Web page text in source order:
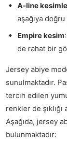
A-line
aşağıya
Empire kesim
de rahat bir
Jersey abiye
sunulmaktadır.
tercih edilen
renkler de
Aşağıda, jersey
bulunmaktadır: